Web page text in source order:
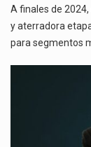
A finales de
y aterradora
para segmentos